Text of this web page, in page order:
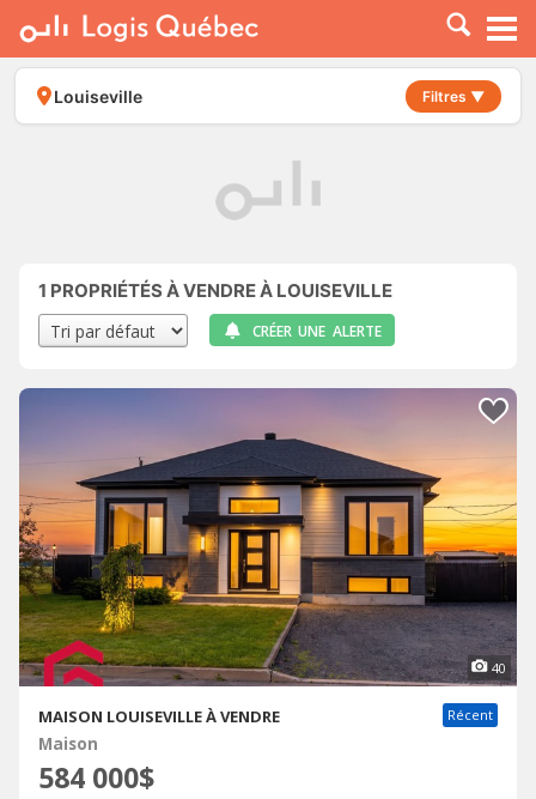
À LOUER
À VENDRE
PLACER UNE ANNONCE
Louiseville Filtres ▼
1 PROPRIÉTÉS À VENDRE À LOUISEVILLE
CRÉER UNE ALERTE
40
MAISON LOUISEVILLE À VENDRE Récent
Maison
584 000$